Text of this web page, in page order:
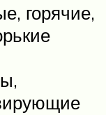
горячие,